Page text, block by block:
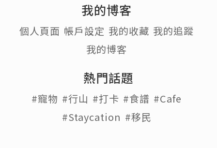
我的博客
個人頁面 帳戶設定 我的收藏 我的追蹤
我的博客
熱門話題
#寵物 #行山 #打卡 #食譜 #Cafe
#Staycation #移民